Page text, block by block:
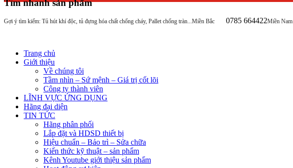
Tìm nhanh sản phẩm
Gợi ý tìm kiếm: Tủ hút khí độc, tủ đựng hóa chất chống cháy, Pallet chống tràn... Miền Bắc 0785 664422Miền Nam
Trang chủ
Giới thiệu
Về chúng tôi
Tầm nhìn – Sứ mệnh – Giá trị cốt lõi
Công ty thành viên
LĨNH VỰC ỨNG DỤNG
Hãng đại diện
TIN TỨC
Hãng phân phối
Lắp đặt và HDSD thiết bị
Hiệu chuẩn – Bảo trì – Sửa chữa
Kiến thức kỹ thuật – sản phẩm
Kênh Youtube giới thiệu sản phẩm